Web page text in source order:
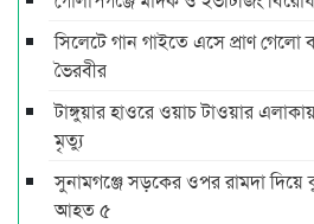
সিলেটে গান গাইতে এসে প্রাণ গেলো
ভৈরবীর
টাঙ্গুয়ার হাওরে ওয়াচ টাওয়ার
মৃত্যু
সুনামগঞ্জে সড়কের ওপর রামদা
আহত ৫